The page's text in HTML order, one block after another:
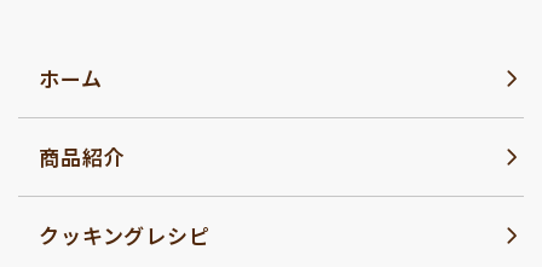
ホーム
商品紹介
クッキングレシピ